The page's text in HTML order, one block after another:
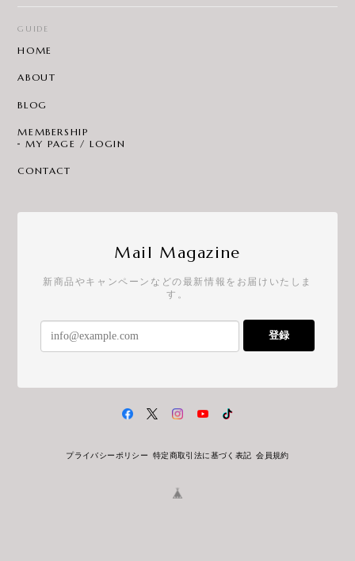
GUIDE
HOME
ABOUT
BLOG
MEMBERSHIP
MY PAGE / LOGIN
CONTACT
Mail Magazine
新商品やキャンペーンなどの最新情報をお届けいたしま
す。
登録
プライバシーポリシー 特定商取引法に基づく表記 会員規約